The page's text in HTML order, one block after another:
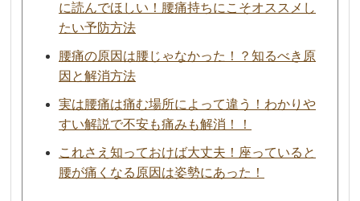
に読んでほしい！腰痛持ちにこそオススメし
たい予防方法
腰痛の原因は腰じゃなかった！？知るべき原
因と解消方法
実は腰痛は痛む場所によって違う！わかりや
すい解説で不安も痛みも解消！！
これさえ知っておけば大丈夫！座っていると
腰が痛くなる原因は姿勢にあった！